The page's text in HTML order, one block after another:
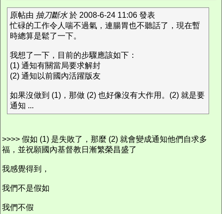
原帖由 抽刀斷水於 2008-6-24 11:06 發表
忙碌的工作令人喘不過氣，連腸胃也不聽話了，現在暫
時總算是鬆了一下。
我想了一下，目前的步驟應該如下：
(1) 通知有關當局要求解封
(2) 通知以前國內活躍版友
如果沒做到 (1)，那做 (2) 也好像沒有大作用。(2) 就是要
通知 ...
>>>> 假如 (1) 是失敗了，那麼 (2) 就會變成通知他們自求多
福，並祝願國內基督教日漸繁榮昌盛了
我感覺得到，
我們不是假如
我們不假